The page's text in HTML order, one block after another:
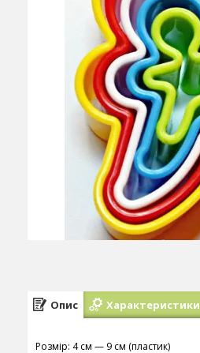
Опис Характеристики
Розмір: 4 см — 9 см (пластик)